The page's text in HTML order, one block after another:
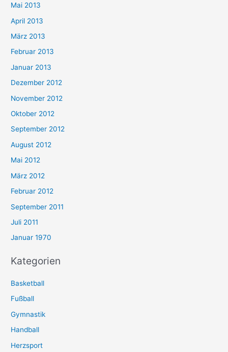
Mai 2013
April 2013
März 2013
Februar 2013
Januar 2013
Dezember 2012
November 2012
Oktober 2012
September 2012
August 2012
Mai 2012
März 2012
Februar 2012
September 2011
Juli 2011
Januar 1970
Kategorien
Basketball
Fußball
Gymnastik
Handball
Herzsport